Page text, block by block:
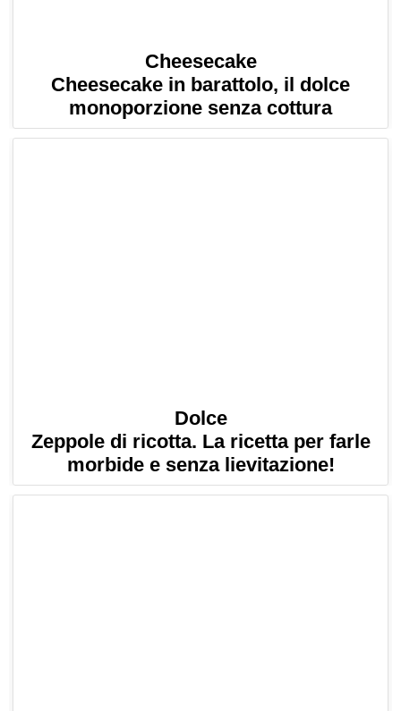
Cheesecake
Cheesecake in barattolo, il dolce
monoporzione senza cottura
Dolce
Zeppole di ricotta. La ricetta per farle
morbide e senza lievitazione!